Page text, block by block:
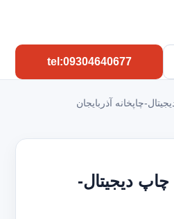
tel:09304640677
چاپخانه آذربایجان
چاپ دیجیتال-